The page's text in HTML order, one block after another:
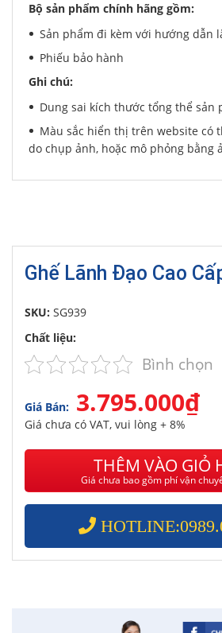
Bộ sản phẩm chính hãng gồm:
Sản phẩm đi kèm với hướng dẫn
Phiếu bảo hành
Ghi chú:
Dung sai kích thước tổng thể sản
Màu sắc hiển thị trên website có
do chụp ảnh, hoặc mô phỏng bằng
Ghế Lãnh Đạo Cao
SKU: SG939
Chất liệu:
Bình chọn
Giá Bán: 3.795.000₫
Giá chưa có VAT, vui lòng + 8%
THÊM VÀO GIỎ
Giá chưa bao gồm phí vận